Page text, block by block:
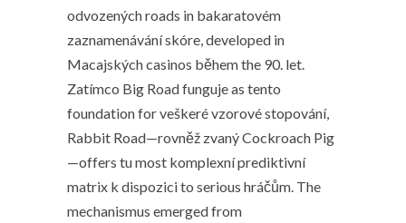
odvozených roads in bakaratovém
zaznamenávání skóre, developed in
Macajských casinos během the 90. let.
Zatímco Big Road funguje as tento
foundation for veškeré vzorové stopování,
Rabbit Road—rovněž zvaný Cockroach Pig
—offers tu most komplexní prediktivní
matrix k dispozici to serious hráčům. The
mechanismus emerged from